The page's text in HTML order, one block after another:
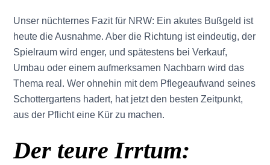
Unser nüchternes Fazit für NRW: Ein akutes Bußgeld ist
heute die Ausnahme. Aber die Richtung ist eindeutig, der
Spielraum wird enger, und spätestens bei Verkauf,
Umbau oder einem aufmerksamen Nachbarn wird das
Thema real. Wer ohnehin mit dem Pflegeaufwand seines
Schottergartens hadert, hat jetzt den besten Zeitpunkt,
aus der Pflicht eine Kür zu machen.
Der teure Irrtum: